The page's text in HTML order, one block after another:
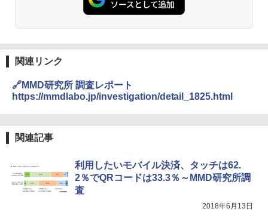
関連リンク
🔗MMD研究所 調査レポート
https://mmdlabo.jp/investigation/detail_1825.html
関連記事
利用したいモバイル決済、タッチは62.
2％でQRコードは33.3％～MMD研究所調
査
2018年6月13日